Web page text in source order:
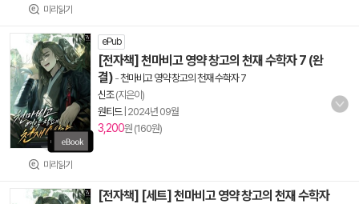
미리읽기
미리읽기
ePub
[전자책] 천마비고 영약 창고의 천재 수학자 7 (완
결) -천마비고 영약 창고의 천재 수학자 7
신조(지은이)
원티드| 2024년 09월
3,200원 (160원)
[전자책] [세트] 천마비고 영약 창고의 천재 수학자